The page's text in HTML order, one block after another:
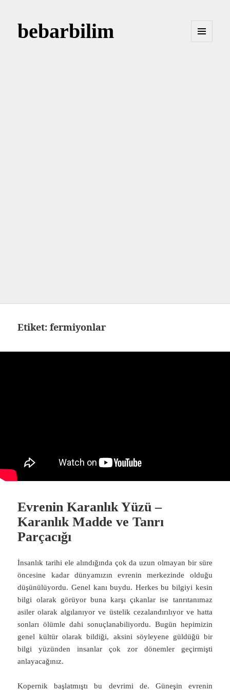
bebarbilim
Etiket:fermiyonlar
Evrenin Karanlık Yüzü –
Karanlık Madde ve Tanrı
Parçacığı
İnsanlık tarihi ele alındığında çok da uzun olmayan bir süre
öncesine kadar dünyamızın evrenin merkezinde olduğu
düşünülüyordu. Genel kanı buydu. Herkes bu bilgiyi kesin
bilgi olarak görüyor buna karşı çıkanlar ise tanrıtanımaz
asiler olarak algılanıyor ve üstelik cezalandırılıyor ve hatta
sonları ölümle dahi sonuçlanabiliyordu. Bugün hepimizin
genel kültür olarak bildiği, aksini söyleyene güldüğü bir
bilgi yüzünden insanlar çok zor dönemler geçirmişti
anlayacağınız.
Kopernik başlatmıştı bu devrimi de. Güneşin evrenin